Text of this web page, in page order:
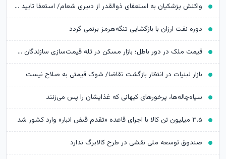
واکنش پزشکیان به استعفای ذوالقدر از دبیری شعام/ استعفا تایید شد؟
دوره نفت ارزان با بازگشایی تنگه‌هرمز برنمی گردد
قیمت ملک در دور باطل؛ بازار مسکن در تله قیمت‌سازی سازندگان خرد
بازار لبنیات در انتظار بازگشت تقاضا/ شوک قیمتی به صلاح نیست
سیاه‌چاله‌ها، پرخورهای کیهانی که غذایشان را پس می‌زنند
۳.۵ میلیون تن کالا با اجرای قاعده «تقدم قبض انبار» وارد کشور شد
صندوق توسعه ملی نقشی در طرح کالابرگ ندارد